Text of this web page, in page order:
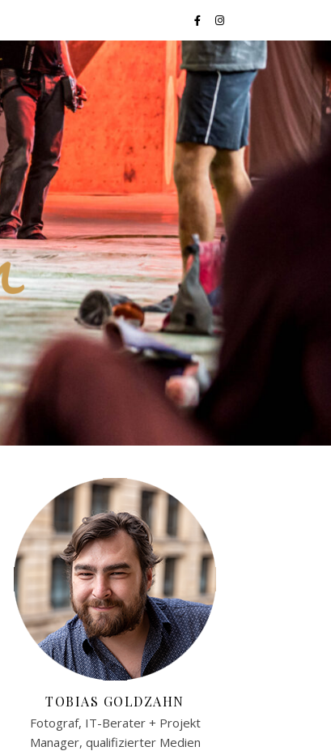
TOBIAS GOLDZAHN
Fotograf, IT-Berater + Projekt
Manager, qualifizierter Medien